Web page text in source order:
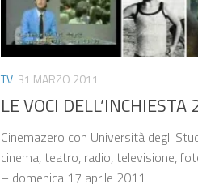
TV 31 MARZO 2011
LE VOCI
Cinemazero con Università degli
cinema, teatro, radio, televisione,
– domenica 17 aprile 2011